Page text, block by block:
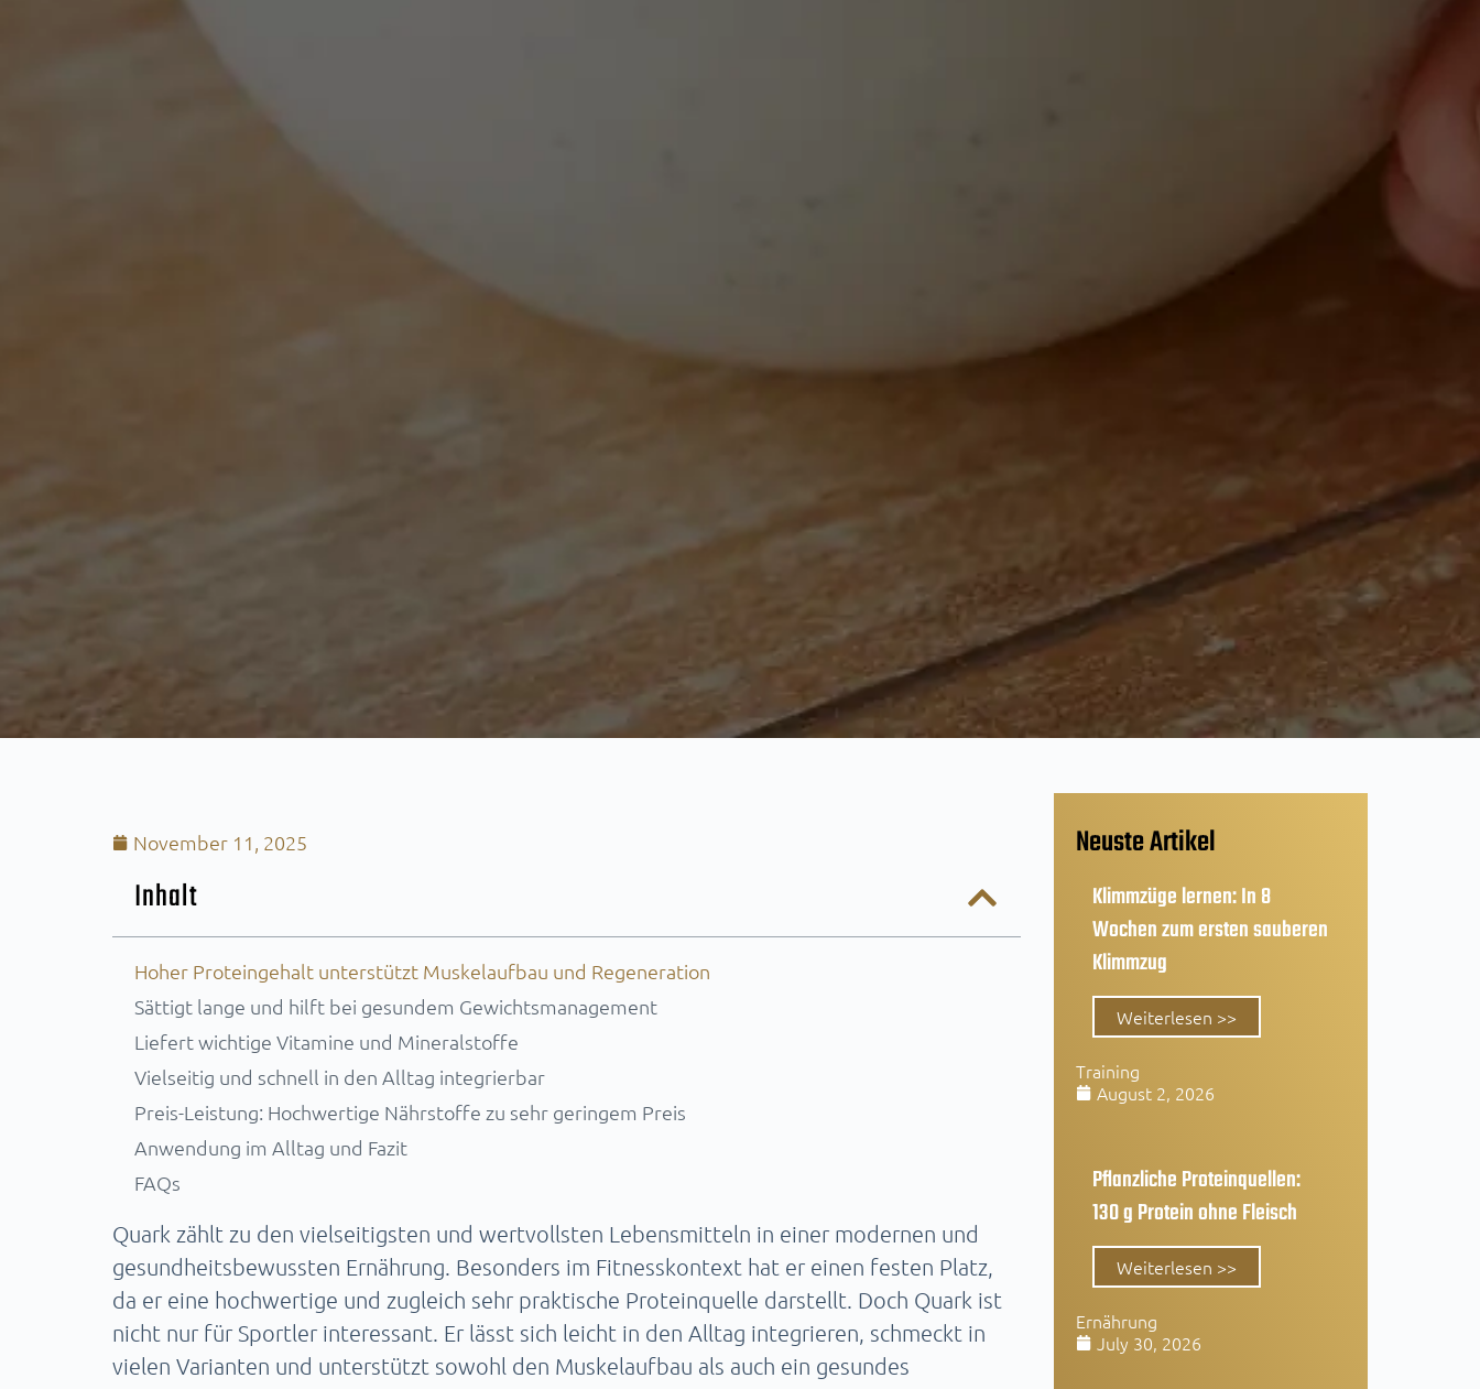
November 11, 2025
Inhalt
Hoher Proteingehalt unterstützt Muskelaufbau und Regeneration
Sättigt lange und hilft bei gesundem Gewichtsmanagement
Liefert wichtige Vitamine und Mineralstoffe
Vielseitig und schnell in den Alltag integrierbar
Preis-Leistung: Hochwertige Nährstoffe zu sehr geringem Preis
Anwendung im Alltag und Fazit
FAQs
Quark zählt zu den vielseitigsten und wertvollsten Lebensmitteln in einer modernen und
gesundheitsbewussten Ernährung. Besonders im Fitnesskontext hat er einen festen Platz,
da er eine hochwertige und zugleich sehr praktische Proteinquelle darstellt. Doch Quark ist
nicht nur für Sportler interessant. Er lässt sich leicht in den Alltag integrieren, schmeckt in
vielen Varianten und unterstützt sowohl den Muskelaufbau als auch ein gesundes
Neuste Artikel
Klimmzüge lernen: In 8
Wochen zum ersten sauberen
Klimmzug
Weiterlesen >>
Training
August 2, 2026
Pflanzliche Proteinquellen:
130 g Protein ohne Fleisch
Weiterlesen >>
Ernährung
July 30, 2026